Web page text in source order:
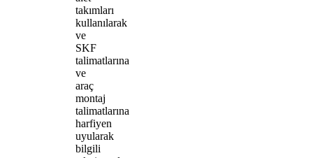
takımları
kullanılarak
ve
SKF
talimatlarına
ve
araç
montaj
talimatlarına
harfiyen
uyularak
bilgili